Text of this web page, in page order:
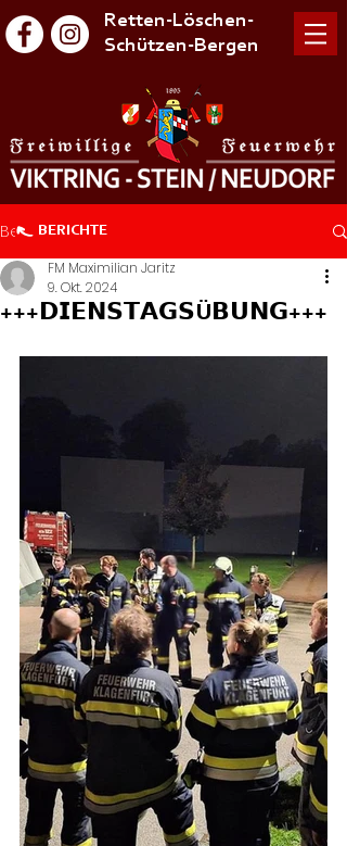
Retten-Löschen-
Schützen-Bergen
Beitrag
+++𝗗𝗜𝗘𝗡𝗦𝗧𝗔𝗚𝗦Ü𝗕𝗨𝗡𝗚+++
FM Maximilian Jaritz
9. Okt. 2024
BERICHTE